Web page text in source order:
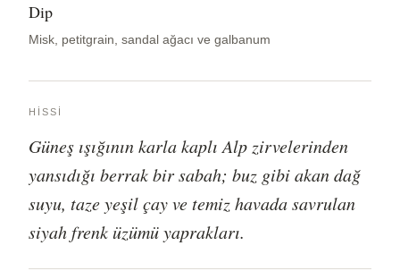
Dip
Misk, petitgrain, sandal ağacı ve galbanum
HISSI
Güneş ışığının karla kaplı Alp zirvelerinden
yansıdığı berrak bir sabah; buz gibi akan dağ
suyu, taze yeşil çay ve temiz havada savrulan
siyah frenk üzümü yaprakları.